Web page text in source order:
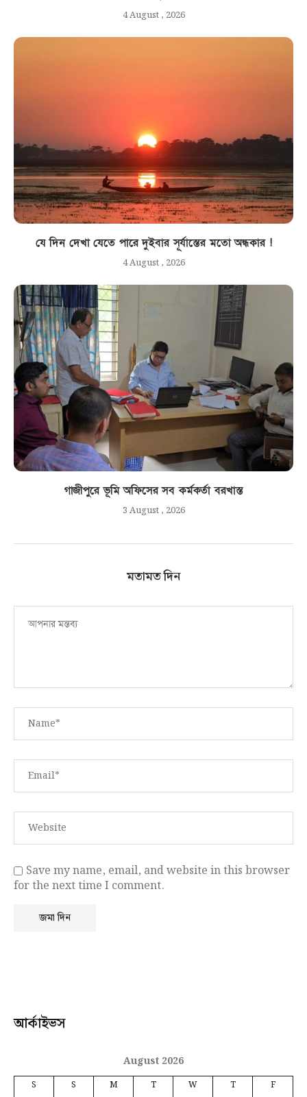
4 August , 2026
যে দিন দেখা যেতে পারে দুইবার সূর্যাস্তের মতো অন্ধকার !
4 August , 2026
গাজীপুরে ভূমি অফিসের সব কর্মকর্তা বরখাস্ত
3 August , 2026
মতামত দিন
Save my name, email, and website in this browser
for the next time I comment.
আর্কাইভস
August 2026
S S M T W T F